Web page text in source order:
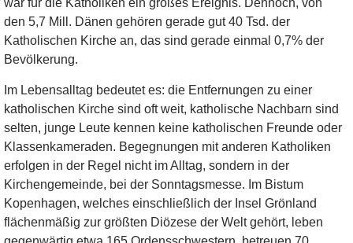
war für die Katholiken ein großes Ereignis. Dennoch, von
den 5,7 Mill. Dänen gehören gerade gut 40 Tsd. der
Katholischen Kirche an, das sind gerade einmal 0,7% der
Bevölkerung.
Im Lebensalltag bedeutet es: die Entfernungen zu einer
katholischen Kirche sind oft weit, katholische Nachbarn sind
selten, junge Leute kennen keine katholischen Freunde oder
Klassenkameraden. Begegnungen mit anderen Katholiken
erfolgen in der Regel nicht im Alltag, sondern in der
Kirchengemeinde, bei der Sonntagsmesse. Im Bistum
Kopenhagen, welches einschließlich der Insel Grönland
flächenmäßig zur größten Diözese der Welt gehört, leben